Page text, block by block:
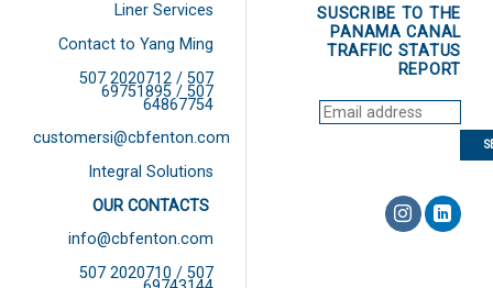
Liner Services
Contact to Yang Ming
507 2020712 / 507
69751895 / 507
64867754
customersi@cbfenton.com
Integral Solutions
OUR CONTACTS
info@cbfenton.com
507 2020710 / 507
SUSCRIBE TO THE
PANAMA CANAL
TRAFFIC STATUS
REPORT